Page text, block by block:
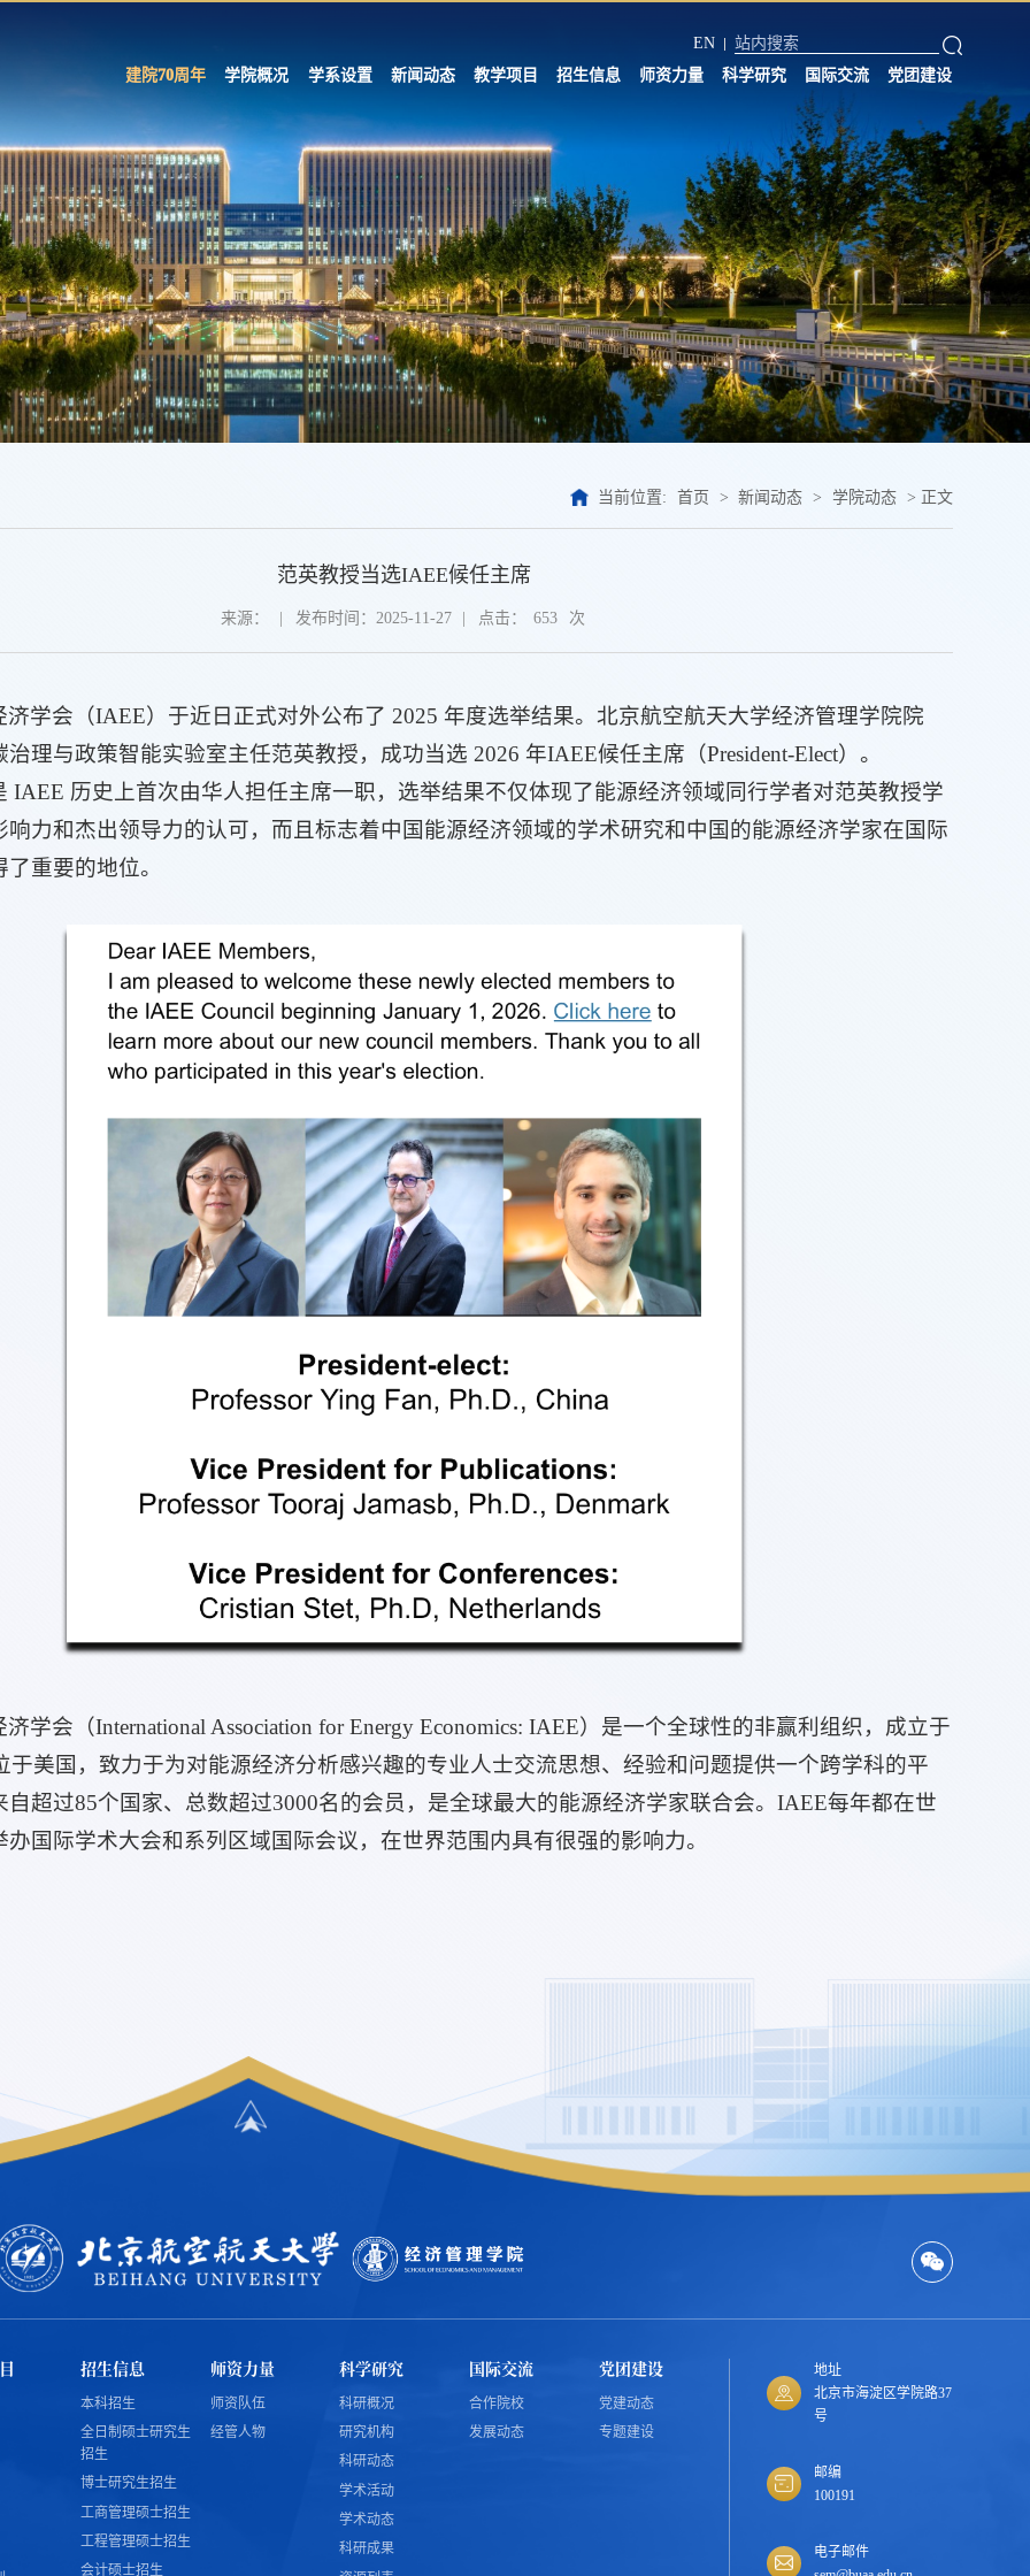
EN
建院70周年
学院概况 学系设置 新闻动态 教学项目 招生信息 师资力量 科学研究 国际交流 党团建设
当前位置: 首页 > 新闻动态 > 学院动态 > 正文
范英教授当选IAEE候任主席
来源： 发布时间：2025-11-27 点击： 653 次
济学会（IAEE）于近日正式对外公布了 2025 年度选举结果。北京航空航天大学经济管理学院院
理与政策智能实验室主任范英教授，成功当选 2026 年IAEE候任主席（President-Elect）。
IAEE 历史上首次由华人担任主席一职，选举结果不仅体现了能源经济领域同行学者对范英教授学
响力和杰出领导力的认可，而且标志着中国能源经济领域的学术研究和中国的能源经济学家在国际
重要的地位。
学会（International Association for Energy Economics: IAEE）是一个全球性的非赢利组织，成立于
于美国，致力于为对能源经济分析感兴趣的专业人士交流思想、经验和问题提供一个跨学科的平
自超过85个国家、总数超过3000名的会员，是全球最大的能源经济学家联合会。IAEE每年都在世
国际学术大会和系列区域国际会议，在世界范围内具有很强的影响力。
招生信息
本科招生
全日制硕士研究生
招生
博士研究生招生
工商管理硕士招生
工程管理硕士招生
会计硕士招生
师资力量
师资队伍
经管人物
科学研究
科研概况
研究机构
科研动态
学术活动
学术动态
科研成果
国际交流
合作院校
发展动态
党团建设
党建动态
专题建设
地址
北京市海淀区学院路37
号
邮编
100191
电子邮件